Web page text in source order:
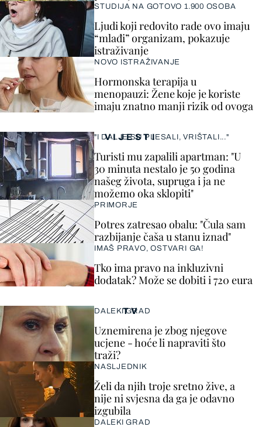
VIJESTI
"I DALJE SU PLESALI, VRIŠTALI..."
Turisti mu zapalili apartman: "U
30 minuta nestalo je 50 godina
našeg života, supruga i ja ne
možemo oka sklopiti"
PRIMORJE
Potres zatresao obalu: "Čula sam
razbijanje čaša u stanu iznad"
IMAŠ PRAVO, OSTVARI GA!
Tko ima pravo na inkluzivni
dodatak? Može se dobiti i 720 eura
STUDIJA NA GOTOVO 1.900 OSOBA
Ljudi koji redovito rade ovo imaju
“mlađi” organizam, pokazuje
istraživanje
NOVO ISTRAŽIVANJE
Hormonska terapija u
menopauzi: Žene koje je koriste
imaju znatno manji rizik od ovoga
TV
DALEKI GRAD
Uznemirena je zbog njegove
ucjene - hoće li napraviti što
traži?
NASLJEDNIK
Želi da njih troje sretno žive, a
nije ni svjesna da ga je odavno
izgubila
DALEKI GRAD